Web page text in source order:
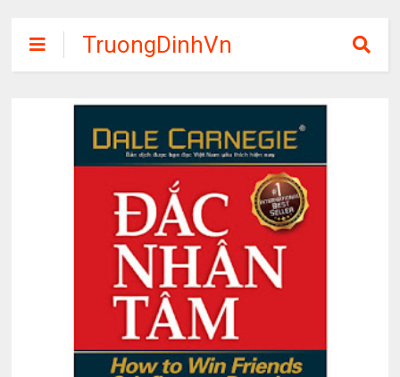
TruongDinhVn
Chia sẽ ebook,
các khóa học,
phần mềm học
tập miễn phí